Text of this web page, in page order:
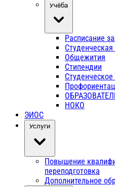
Учёба
Расписание
Студенческая
Общежития
Стипендии
НОКО
ЭИОС
Услуги
Повышение
переподготовка
Дополнительное